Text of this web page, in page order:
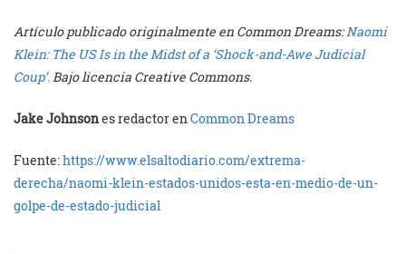
Artículo publicado originalmente en Common Dreams:Naomi
Klein: The US Is in the Midst of a ‘Shock-and-Awe Judicial
Coup’.Bajo licencia Creative Commons.
Jake Johnsones redactor enCommon Dreams
Fuente:https://www.elsaltodiario.com/extrema-
derecha/naomi-klein-estados-unidos-esta-en-medio-de-un-
golpe-de-estado-judicial